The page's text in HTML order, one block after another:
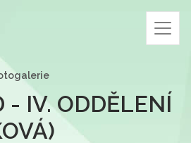
- IV. ODDĚLENÍ